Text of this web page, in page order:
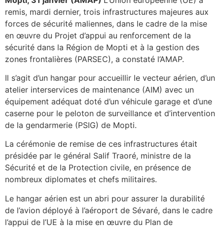
remis, mardi dernier, trois infrastructures majeures aux
forces de sécurité maliennes, dans le cadre de la mise
en œuvre du Projet d’appui au renforcement de la
sécurité dans la Région de Mopti et à la gestion des
zones frontalières (PARSEC), a constaté l’AMAP.
Il s’agit d’un hangar pour accueillir le vecteur aérien, d’un
atelier interservices de maintenance (AIM) avec un
équipement adéquat doté d’un véhicule garage et d’une
caserne pour le peloton de surveillance et d’intervention
de la gendarmerie (PSIG) de Mopti.
La cérémonie de remise de ces infrastructures était
présidée par le général Salif Traoré, ministre de la
Sécurité et de la Protection civile, en présence de
nombreux diplomates et chefs militaires.
Le hangar aérien est un abri pour assurer la durabilité
de l’avion déployé à l’aéroport de Sévaré, dans le cadre
l’appui de l’UE à la mise en œuvre du Plan de